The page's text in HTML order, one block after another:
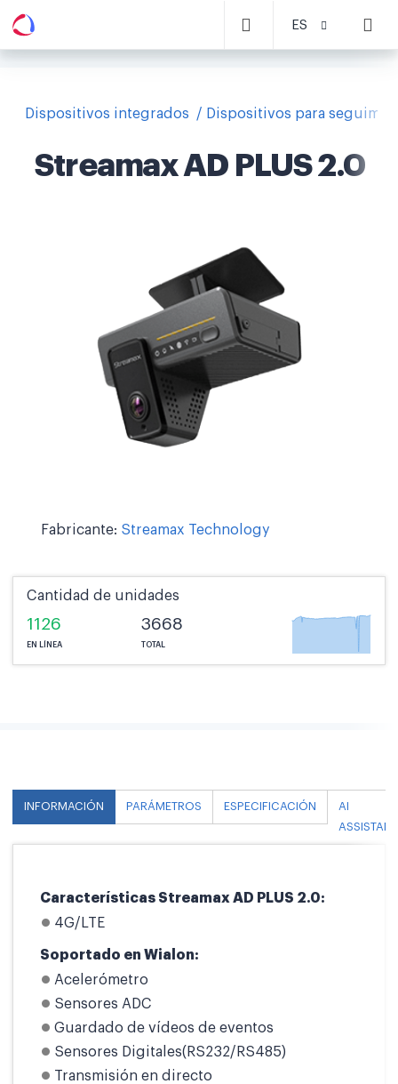
ES
Dispositivos integrados Dispositivos para
Streamax AD PLUS 2.0
Fabricante: Streamax Technology
Cantidad de unidades
1126
EN LÍNEA
3668
TOTAL
INFORMACIÓN PARÁMETROS ESPECIFICACIÓN
AI
ASSISTANT
Características Streamax AD PLUS 2.0:
4G/LTE
Soportado en Wialon:
Acelerómetro
Sensores ADC
Guardado de vídeos de eventos
Sensores Digitales(RS232/RS485)
Transmisión en directo